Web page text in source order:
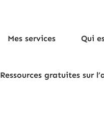
Mes services Qui
Ressources gratuites sur